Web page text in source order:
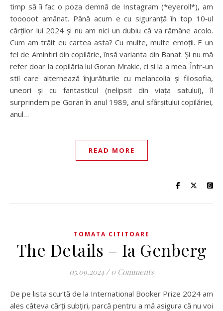
timp să îi fac o poza demnă de Instagram (*eyeroll*), am
tooooot amânat. Până acum e cu siguranță în top 10‑ul
cărților lui 2024 și nu am nici un dubiu că va rămâne acolo.
Cum am trăit eu cartea asta? Cu multe, multe emoții. E un
fel de Amintiri din copilărie, însă varianta din Banat. Și nu mă
refer doar la copilăria lui Goran Mrakic, ci și la a mea. Într-un
stil care alternează înjurăturile cu melancolia și filosofia,
uneori și cu fantasticul (nelipsit din viața satului), îl
surprindem pe Goran în anul 1989, anul sfârșitului copilăriei,
anul…
READ MORE
TOMATA CITITOARE
The Details – Ia Genberg
05.09.2024 / 0 Comments
De pe lista scurtă de la International Booker Prize 2024 am
ales câteva cărți subțiri, parcă pentru a mă asigura că nu voi